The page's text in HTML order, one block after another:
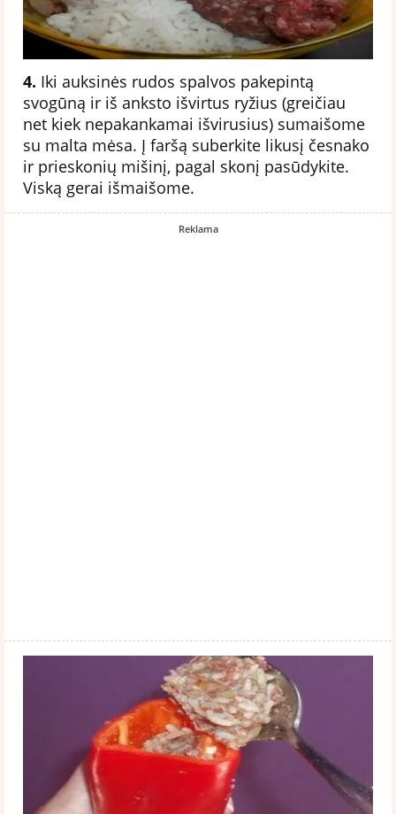
4. Iki auksinės rudos spalvos pakepintą
svogūną ir iš anksto išvirtus ryžius (greičiau
net kiek nepakankamai išvirusius) sumaišome
su malta mėsa. Į faršą suberkite likusį česnako
ir prieskonių mišinį, pagal skonį pasūdykite.
Viską gerai išmaišome.
Reklama